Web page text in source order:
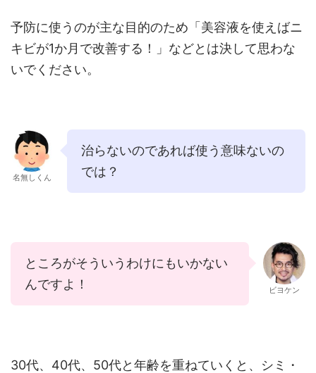
予防に使うのが主な目的のため「美容液を使えばニ
キビが1か月で改善する！」などとは決して思わな
いでください。
名無しくん
治らないのであれば使う意味ないの
では？
ところがそういうわけにもいかない
んですよ！
ビヨケン
30代、40代、50代と年齢を重ねていくと、シミ・